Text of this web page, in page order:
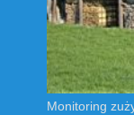
Monitoring